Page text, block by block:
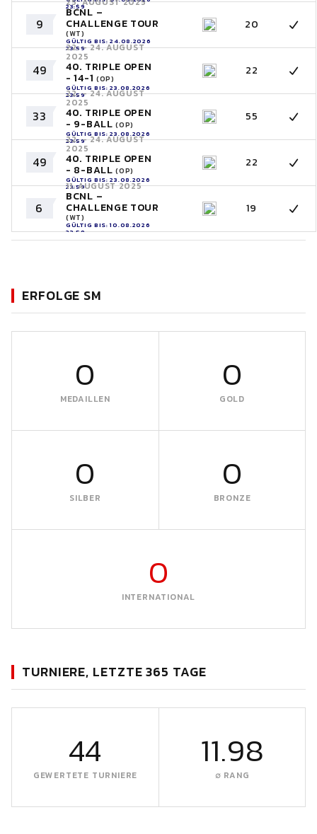
23:59
9
BCNL –
CHALLENGE TOUR
(WT)
GÜLTIG BIS: 24.08.2026
23:59
20
49
22. - 24. AUGUST
2025
40. TRIPLE OPEN
- 14-1 (OP)
GÜLTIG BIS: 23.08.2026
23:59
22
33
22. - 24. AUGUST
2025
40. TRIPLE OPEN
- 9-BALL(OP)
GÜLTIG BIS: 23.08.2026
23:59
55
49
22. - 24. AUGUST
2025
40. TRIPLE OPEN
- 8-BALL(OP)
GÜLTIG BIS: 23.08.2026
23:59
22
6
11. AUGUST 2025
BCNL –
CHALLENGE TOUR
(WT)
GÜLTIG BIS: 10.08.2026
23:59
19
ERFOLGE SM
0
MEDAILLEN
0
GOLD
0
SILBER
0
BRONZE
0
INTERNATIONAL
TURNIERE, LETZTE 365 TAGE
44
GEWERTETE TURNIERE
11.98
∅ RANG